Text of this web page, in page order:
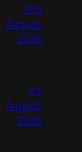
2nd
August
2026
1st
August
2026